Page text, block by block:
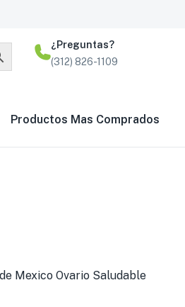
¿Preguntas?
(312) 826-1109
Productos Mas Comprados
Mexico Ovario Saludable